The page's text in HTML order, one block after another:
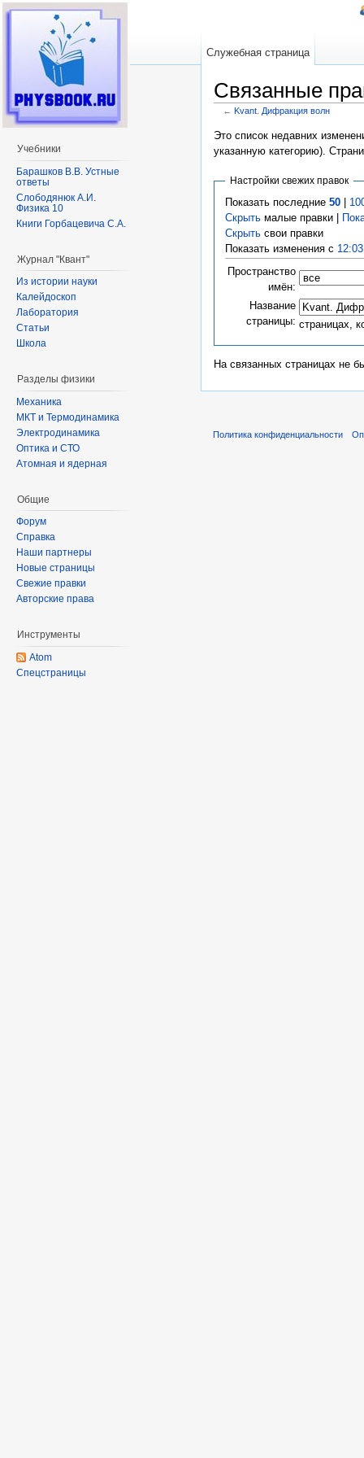
Связанные
← Kvant. Дифракция волн
Это список недавних
указанную категорию).
Настройки свежих правок
Показать последние 50|
Скрытьмалые правки |
Скрытьсвои правки
Показать изменения с
Пространство
имён:
Название
страницы: страницах,
На связанных страницах не
Служебная страница
Учебники
Барашков В.В. Устные
ответы
Слободянюк А.И.
Физика 10
Книги Горбацевича С.А.
Журнал "Квант"
Из истории науки
Калейдоскоп
Лаборатория
Статьи
Школа
Разделы физики
Механика
МКТ и Термодинамика
Электродинамика
Оптика и СТО
Атомная и ядерная
Общие
Форум
Справка
Наши партнеры
Новые страницы
Свежие правки
Авторские права
Инструменты
Atom
Спецстраницы
Политика конфиденциальности